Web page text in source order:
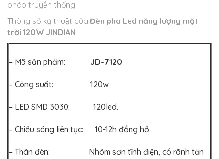
pháp truyền thống
Thông số kỹ thuật của Đèn pha Led năng lượng mặt
trời 120W JINDIAN
– Mã sản phẩm: JD-7120
– Công suất: 120w
– LED SMD 3030: 120led.
– Chiếu sáng liên tục: 10-12h đồng hồ
– Thân đèn: Nhôm sơn tĩnh điện, có rãnh tản